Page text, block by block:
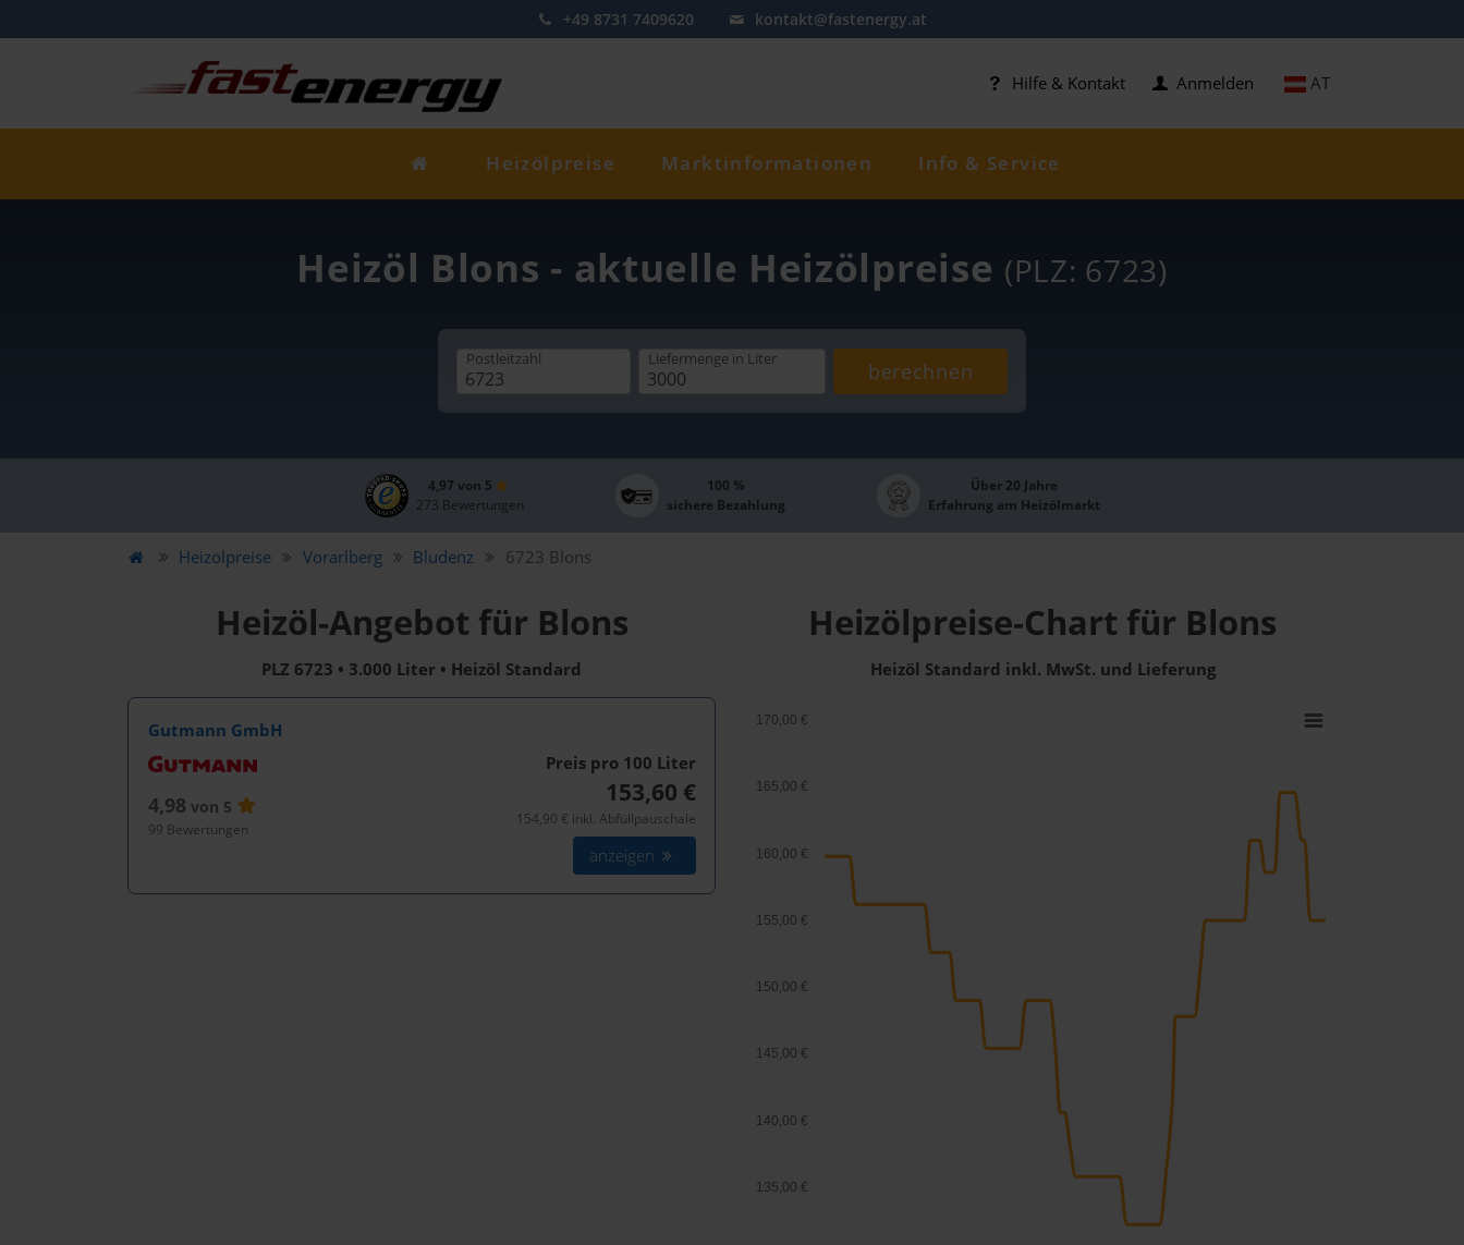
+49 8731 7409620 kontakt@fastenergy.at
AT
Hilfe & Kontakt Anmelden
Heizölpreise Marktinformationen Info & Service
Heizöl Blons - aktuelle Heizölpreise (PLZ: 6723)
Postleitzahl Liefermenge in Liter berechnen
4,97 von 5
273 Bewertungen
100 %
sichere Bezahlung
Über 20 Jahre
Erfahrung am Heizölmarkt
Heizölpreise Vorarlberg Bludenz 6723 Blons
Heizöl-Angebot für Blons
PLZ 6723 • 3.000 Liter • Heizöl Standard
Gutmann GmbH
4,98 von 5
99 Bewertungen
Preis pro 100 Liter
153,60 €
154,90 € inkl. Abfüllpauschale
anzeigen
Heizölpreise-Chart für Blons
Heizöl Standard inkl. MwSt. und Lieferung
135,00 €
140,00 €
145,00 €
150,00 €
155,00 €
160,00 €
165,00 €
170,00 €